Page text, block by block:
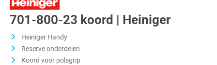
701-800-23 koord | Heiniger
Heiniger Handy
Reserve onderdelen
Koord voor polsgrip